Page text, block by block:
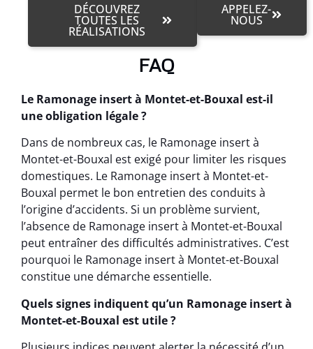
DÉCOUVREZ
TOUTES LES
RÉALISATIONS
APPELEZ-
NOUS
FAQ
Le Ramonage insert à Montet-et-Bouxal est-il
une obligation légale ?
Dans de nombreux cas, le Ramonage insert à
Montet-et-Bouxal est exigé pour limiter les risques
domestiques. Le Ramonage insert à Montet-et-
Bouxal permet le bon entretien des conduits à
l’origine d’accidents. Si un problème survient,
l’absence de Ramonage insert à Montet-et-Bouxal
peut entraîner des difficultés administratives. C’est
pourquoi le Ramonage insert à Montet-et-Bouxal
constitue une démarche essentielle.
Quels signes indiquent qu’un Ramonage insert à
Montet-et-Bouxal est utile ?